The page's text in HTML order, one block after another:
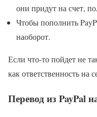
они придут на счет,
Чтобы пополнить
наоборот.
Если что-то пойдет не
как ответственность на
Перевод из PayPal